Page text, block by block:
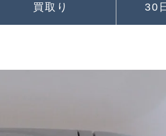
買取り 30